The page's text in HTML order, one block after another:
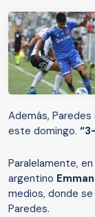
Además,
este domingo.
Paralelamente,
argentino
medios, donde
Paredes.